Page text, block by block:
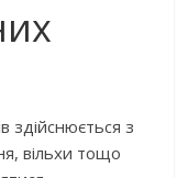
здійснюється з
вільхи тощо